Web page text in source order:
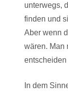
unterwegs,
finden und
Aber wenn
wären. Man
In dem